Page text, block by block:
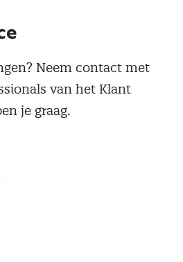
Neem contact met
van het Klant
je graag.